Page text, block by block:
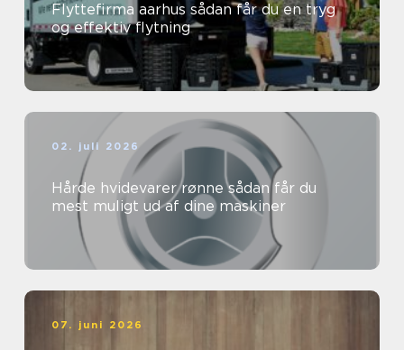
Flyttefirma aarhus sådan får du en tryg
og effektiv flytning
02. juli 2026
Hårde hvidevarer rønne sådan får du
mest muligt ud af dine maskiner
07. juni 2026